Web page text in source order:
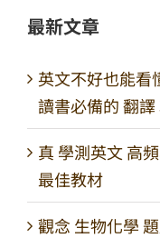
最新文章
英文不好也能看
讀書必備的 翻譯
真 學測英文 高
最佳教材
觀念 生物化學